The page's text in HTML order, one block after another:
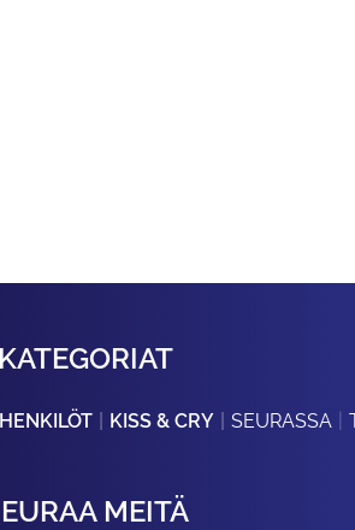
KATEGORIAT
HENKILÖT KISS & CRY SEURASSA
MEITÄ